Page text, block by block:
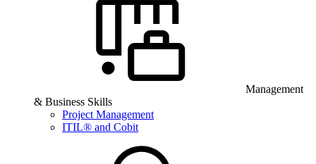
Management
& Business Skills
Project Management
ITIL® and Cobit